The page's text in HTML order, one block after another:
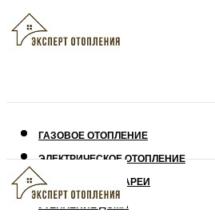
ГАЗОВОЕ ОТОПЛЕНИЕ
ЭЛЕКТРИЧЕСКОЕ ОТОПЛЕНИЕ
СОЛНЕЧНЫЕ БАТАРЕИ
УТЕПЛЕНИЕ ДОМА